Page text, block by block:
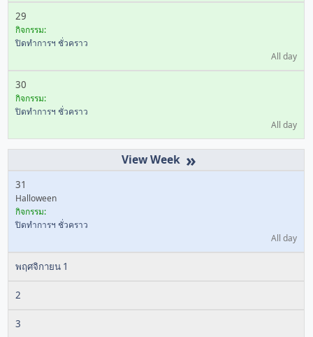
29
กิจกรรม:
ปิดทำการฯ ชั่วคราว
All day
30
กิจกรรม:
ปิดทำการฯ ชั่วคราว
All day
»
31
Halloween
กิจกรรม:
ปิดทำการฯ ชั่วคราว
All day
พฤศจิกายน 1
2
3